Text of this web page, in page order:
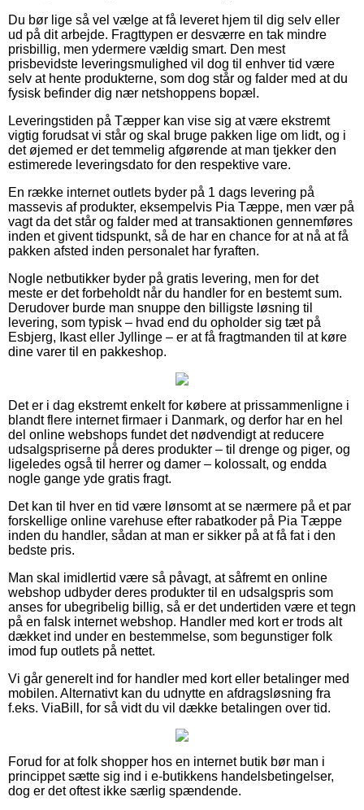
Du bør lige så vel vælge at få leveret hjem til dig selv eller
ud på dit arbejde. Fragttypen er desværre en tak mindre
prisbillig, men ydermere vældig smart. Den mest
prisbevidste leveringsmulighed vil dog til enhver tid være
selv at hente produkterne, som dog står og falder med at du
fysisk befinder dig nær netshoppens bopæl.
Leveringstiden på Tæpper kan vise sig at være ekstremt
vigtig forudsat vi står og skal bruge pakken lige om lidt, og i
det øjemed er det temmelig afgørende at man tjekker den
estimerede leveringsdato for den respektive vare.
En række internet outlets byder på 1 dags levering på
massevis af produkter, eksempelvis Pia Tæppe, men vær på
vagt da det står og falder med at transaktionen gennemføres
inden et givent tidspunkt, så de har en chance for at nå at få
pakken afsted inden personalet har fyraften.
Nogle netbutikker byder på gratis levering, men for det
meste er det forbeholdt når du handler for en bestemt sum.
Derudover burde man snuppe den billigste løsning til
levering, som typisk – hvad end du opholder sig tæt på
Esbjerg, Ikast eller Jyllinge – er at få fragtmanden til at køre
dine varer til en pakkeshop.
Det er i dag ekstremt enkelt for købere at prissammenligne i
blandt flere internet firmaer i Danmark, og derfor har en hel
del online webshops fundet det nødvendigt at reducere
udsalgspriserne på deres produkter – til drenge og piger, og
ligeledes også til herrer og damer – kolossalt, og endda
nogle gange yde gratis fragt.
Det kan til hver en tid være lønsomt at se nærmere på et par
forskellige online varehuse efter rabatkoder på Pia Tæppe
inden du handler, sådan at man er sikker på at få fat i den
bedste pris.
Man skal imidlertid være så påvagt, at såfremt en online
webshop udbyder deres produkter til en udsalgspris som
anses for ubegribelig billig, så er det undertiden være et tegn
på en falsk internet webshop. Handler med kort er trods alt
dækket ind under en bestemmelse, som begunstiger folk
imod fup outlets på nettet.
Vi går generelt ind for handler med kort eller betalinger med
mobilen. Alternativt kan du udnytte en afdragsløsning fra
f.eks. ViaBill, for så vidt du vil dække betalingen over tid.
Forud for at folk shopper hos en internet butik bør man i
princippet sætte sig ind i e-butikkens handelsbetingelser,
dog er det oftest ikke særlig spændende.